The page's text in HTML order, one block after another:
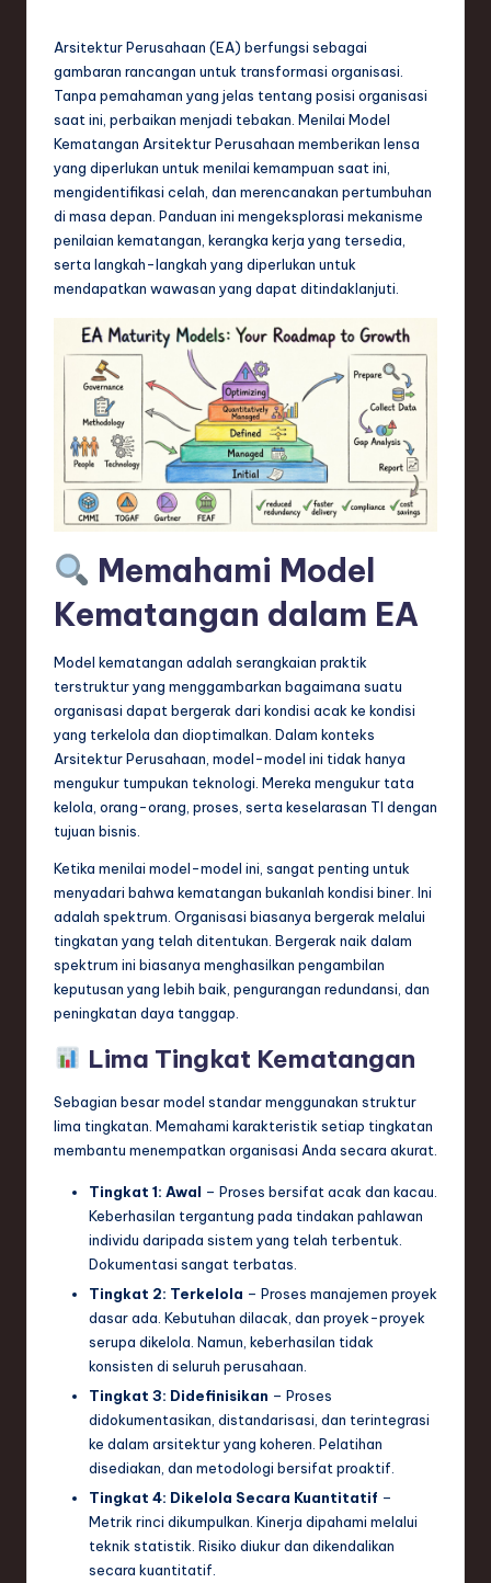
si
L
in
S
w
T
Arsitektur Perusahaan (EA) berfungsi sebagai
gambaran rancangan untuk transformasi organisasi.
Tanpa pemahaman yang jelas tentang posisi organisasi
saat ini, perbaikan menjadi tebakan. Menilai Model
Kematangan Arsitektur Perusahaan memberikan lensa
yang diperlukan untuk menilai kemampuan saat ini,
mengidentifikasi celah, dan merencanakan pertumbuhan
di masa depan. Panduan ini mengeksplorasi mekanisme
penilaian kematangan, kerangka kerja yang tersedia,
serta langkah-langkah yang diperlukan untuk
mendapatkan wawasan yang dapat ditindaklanjuti.
Memahami Model
Kematangan dalam EA
Model kematangan adalah serangkaian praktik
terstruktur yang menggambarkan bagaimana suatu
organisasi dapat bergerak dari kondisi acak ke kondisi
yang terkelola dan dioptimalkan. Dalam konteks
Arsitektur Perusahaan, model-model ini tidak hanya
mengukur tumpukan teknologi. Mereka mengukur tata
kelola, orang-orang, proses, serta keselarasan TI dengan
tujuan bisnis.
Ketika menilai model-model ini, sangat penting untuk
menyadari bahwa kematangan bukanlah kondisi biner. Ini
adalah spektrum. Organisasi biasanya bergerak melalui
tingkatan yang telah ditentukan. Bergerak naik dalam
spektrum ini biasanya menghasilkan pengambilan
keputusan yang lebih baik, pengurangan redundansi, dan
peningkatan daya tanggap.
Lima Tingkat Kematangan
Sebagian besar model standar menggunakan struktur
lima tingkatan. Memahami karakteristik setiap tingkatan
membantu menempatkan organisasi Anda secara akurat.
Tingkat 1: Awal – Proses bersifat acak dan kacau.
Keberhasilan tergantung pada tindakan pahlawan
individu daripada sistem yang telah terbentuk.
Dokumentasi sangat terbatas.
Tingkat 2: Terkelola – Proses manajemen proyek
dasar ada. Kebutuhan dilacak, dan proyek-proyek
serupa dikelola. Namun, keberhasilan tidak
konsisten di seluruh perusahaan.
Tingkat 3: Didefinisikan – Proses
didokumentasikan, distandarisasi, dan terintegrasi
ke dalam arsitektur yang koheren. Pelatihan
disediakan, dan metodologi bersifat proaktif.
Tingkat 4: Dikelola Secara Kuantitatif –
Metrik rinci dikumpulkan. Kinerja dipahami melalui
teknik statistik. Risiko diukur dan dikendalikan
secara kuantitatif.